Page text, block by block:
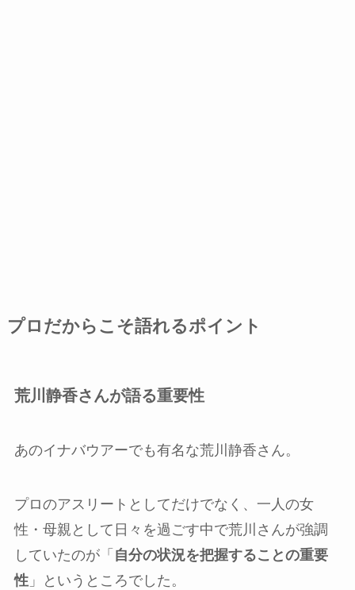
プロだからこそ語れるポイント
荒川静香さんが語る重要性
あのイナバウアーでも有名な荒川静香さん。
プロのアスリートとしてだけでなく、一人の女
性・母親として日々を過ごす中で荒川さんが強調
していたのが「 自分の状況を把握することの重要
性」というところでした。